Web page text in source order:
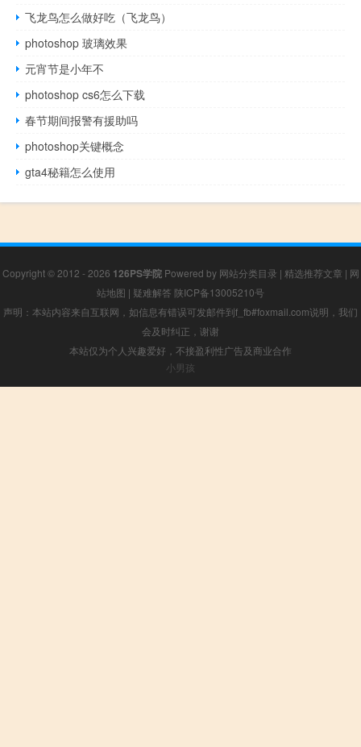
飞龙鸟怎么做好吃（飞龙鸟）
photoshop 玻璃效果
元宵节是小年不
photoshop cs6怎么下载
春节期间报警有援助吗
photoshop关键概念
gta4秘籍怎么使用
Copyright © 2012 - 2026 126PS学院Powered by 网站分类目录 | 精选推荐文章 | 网
站地图 | 疑难解答 陕ICP备13005210号
声明：本站内容来自互联网，如信息有错误可发邮件到f_fb#foxmail.com说明，我们
会及时纠正，谢谢
本站仅为个人兴趣爱好，不接盈利性广告及商业合作
小男孩